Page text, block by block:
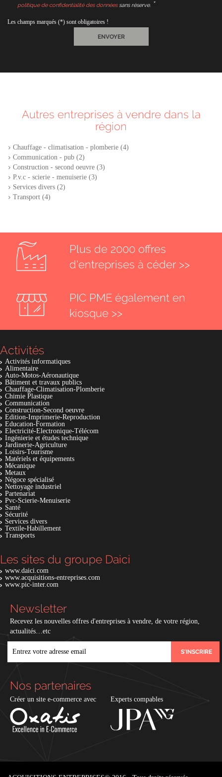
politique de confidentialité des donnéessans réserve.
Les champs marqués (*) sont obligatoires !
ENVOYER
Autres entreprises à vendre dans la
région
Chauffage - climatisation - plomberie (4)
Communication - pub (2)
Construction - second oeuvre (3)
P.v.c - scierie - menuiserie (3)
Services divers (2)
Transport (4)
Plus de 2000 offres
d'entreprises à céder >>
PIC PME également en
kiosque >>
Activités
Activités informatiques
Alimentaire
Auto-Motos-Aéronautique
Bâtiment et travaux publics
Chauffage-Climatisation-Plomberie
Chimie Plastique
Communication
Construction-Second oeuvre
Edition-Imprimerie-Reproduction
Education-Formation
Electricité-Electronique-Télécom
Ingénierie et études technique
Jardinerie-Agriculture
Loisirs-Tourisme
Matériels et équipements
Mécanique
Metaux
Négoce spécialisé
Nettoyage industriel
Partenariat
Pvc-Scierie-Menuiserie
Santé
Sécurité
Services divers
Textile-Habillement
Transports
Les sites du groupe Daici
www.daici.com
www.acquisitions-entreprises.com
www.pic-inter.com
Newsletter
Recevez les nouvelles offres d'entreprises à vendre, de votre région,
actualités…etc
Nos partenaires
Créer un site e-commerce avec Experts compables